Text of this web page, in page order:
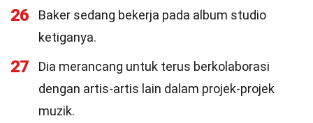
26
Baker sedang bekerja pada album studio
ketiganya.
27
Dia merancang untuk terus berkolaborasi
dengan artis-artis lain dalam projek-projek
muzik.